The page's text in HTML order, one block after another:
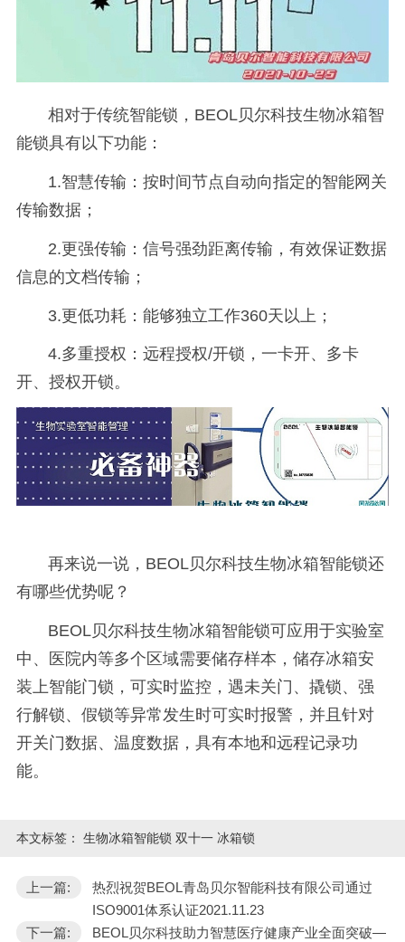
相对于传统智能锁，BEOL贝尔科技生物冰箱智
能锁具有以下功能：
1.智慧传输：按时间节点自动向指定的智能网关
传输数据；
2.更强传输：信号强劲距离传输，有效保证数据
信息的文档传输；
3.更低功耗：能够独立工作360天以上；
4.多重授权：远程授权/开锁，一卡开、多卡
开、授权开锁。
再来说一说，BEOL贝尔科技生物冰箱智能锁还
有哪些优势呢？
BEOL贝尔科技生物冰箱智能锁可应用于实验室
中、医院内等多个区域需要储存样本，储存冰箱安
装上智能门锁，可实时监控，遇未关门、撬锁、强
行解锁、假锁等异常发生时可实时报警，并且针对
开关门数据、温度数据，具有本地和远程记录功
能。
本文标签： 生物冰箱智能锁 双十一 冰箱锁
上一篇:
热烈祝贺BEOL青岛贝尔智能科技有限公司通过
ISO9001体系认证2021.11.23
下一篇:
BEOL贝尔科技助力智慧医疗健康产业全面突破—